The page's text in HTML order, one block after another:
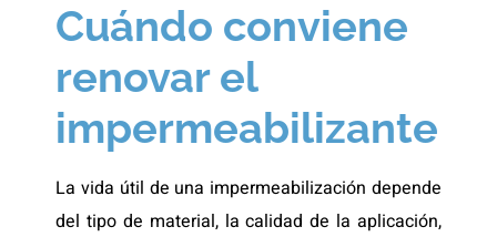
Cuándo conviene
renovar el
impermeabilizante
La vida útil de una impermeabilización depende
del tipo de material, la calidad de la aplicación,